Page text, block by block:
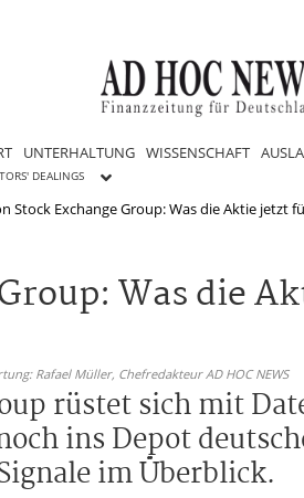
UNTERHALTUNG WISSENSCHAFT
DEALINGS
Stock Exchange Group: Was die Aktie jetzt
Was die
Rafael Müller, Chefredakteur AD HOC NEWS
rüstet sich mit
ins Depot
im Überblick.